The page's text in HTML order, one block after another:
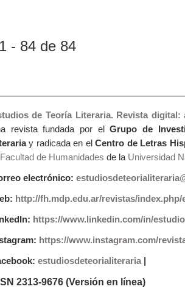
- 84 de 84
de Teoría Literaria. Revista
revista fundada por elGrupo de
y radicada en elCentro de Letras
Facultad de Humanidades de laUniversidad
electrónico:
http://fh.mdp.edu.ar/revistas/index.php/
https://www.linkedin.com/in/
https://www.instagram.com/
estudiosdeteorialiteraria|
2313-9676 (Versión en línea)